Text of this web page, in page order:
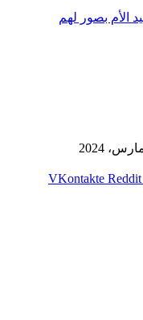
الأم بصور لهم